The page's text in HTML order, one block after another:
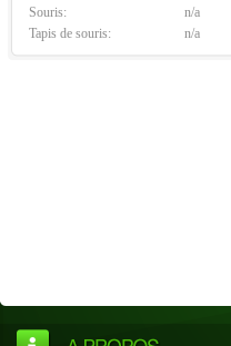
Souris:
n/a
Tapis de souris:
n/a